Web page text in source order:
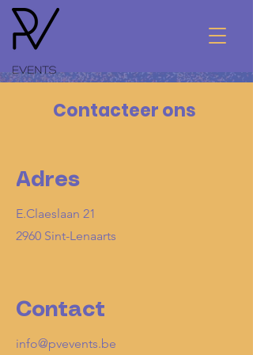
Contacteer ons
Adres
E.Claeslaan 21
2960 Sint-Lenaarts
Contact
info@pvevents.be